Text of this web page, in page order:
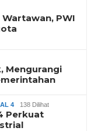
PWI
Mengurangi
4 138 Dilihat
Perkuat